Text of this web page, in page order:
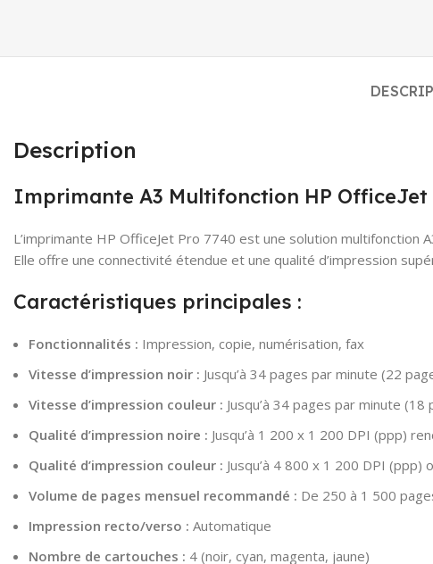
Description
Imprimante A3 Multifonction HP OfficeJet
L’imprimante HP OfficeJet Pro 7740 est une solution multifonction
Elle offre une connectivité étendue et une qualité d’impression
Caractéristiques principales :
Fonctionnalités : Impression, copie, numérisation, fax
Vitesse d’impression noir : Jusqu’à 34 pages par minute (22
Vitesse d’impression couleur : Jusqu’à 34 pages par minute
Qualité d’impression noire : Jusqu’à 1 200 x 1 200 DPI (ppp)
Qualité d’impression couleur : Jusqu’à 4 800 x 1 200 DPI (ppp)
Volume de pages mensuel recommandé : De 250 à 1 500
Impression recto/verso : Automatique
Nombre de cartouches : 4 (noir, cyan, magenta, jaune)